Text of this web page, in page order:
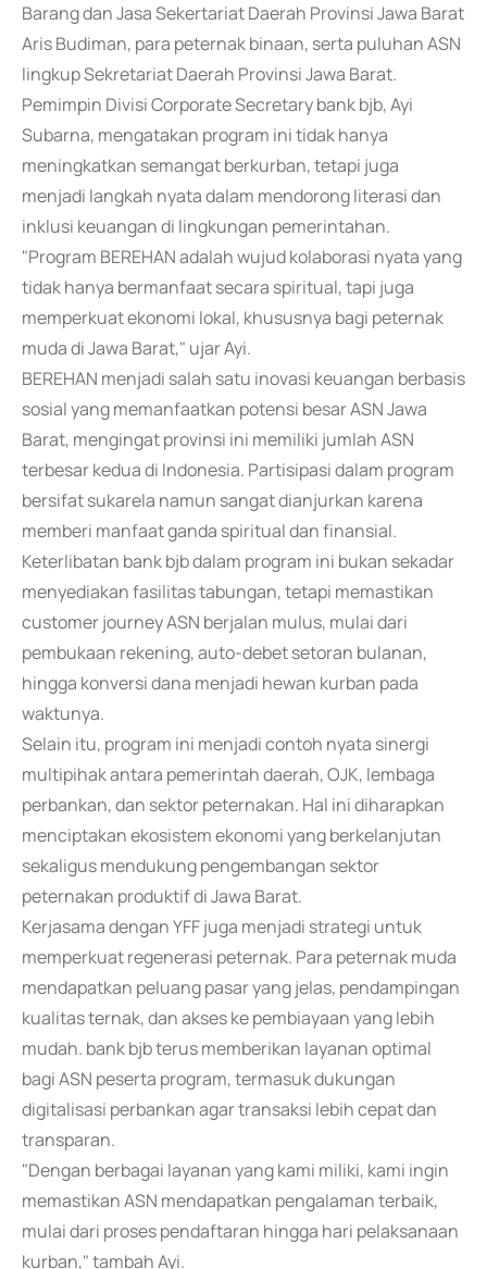
Barang dan Jasa Sekertariat Daerah Provinsi Jawa Barat
Aris Budiman, para peternak binaan, serta puluhan ASN
lingkup Sekretariat Daerah Provinsi Jawa Barat.
Pemimpin Divisi Corporate Secretary bank bjb, Ayi
Subarna, mengatakan program ini tidak hanya
meningkatkan semangat berkurban, tetapi juga
menjadi langkah nyata dalam mendorong literasi dan
inklusi keuangan di lingkungan pemerintahan.
"Program BEREHAN adalah wujud kolaborasi nyata yang
tidak hanya bermanfaat secara spiritual, tapi juga
memperkuat ekonomi lokal, khususnya bagi peternak
muda di Jawa Barat," ujar Ayi.
BEREHAN menjadi salah satu inovasi keuangan berbasis
sosial yang memanfaatkan potensi besar ASN Jawa
Barat, mengingat provinsi ini memiliki jumlah ASN
terbesar kedua di Indonesia. Partisipasi dalam program
bersifat sukarela namun sangat dianjurkan karena
memberi manfaat ganda spiritual dan finansial.
Keterlibatan bank bjb dalam program ini bukan sekadar
menyediakan fasilitas tabungan, tetapi memastikan
customer journey ASN berjalan mulus, mulai dari
pembukaan rekening, auto-debet setoran bulanan,
hingga konversi dana menjadi hewan kurban pada
waktunya.
Selain itu, program ini menjadi contoh nyata sinergi
multipihak antara pemerintah daerah, OJK, lembaga
perbankan, dan sektor peternakan. Hal ini diharapkan
menciptakan ekosistem ekonomi yang berkelanjutan
sekaligus mendukung pengembangan sektor
peternakan produktif di Jawa Barat.
Kerjasama dengan YFF juga menjadi strategi untuk
memperkuat regenerasi peternak. Para peternak muda
mendapatkan peluang pasar yang jelas, pendampingan
kualitas ternak, dan akses ke pembiayaan yang lebih
mudah. bank bjb terus memberikan layanan optimal
bagi ASN peserta program, termasuk dukungan
digitalisasi perbankan agar transaksi lebih cepat dan
transparan.
"Dengan berbagai layanan yang kami miliki, kami ingin
memastikan ASN mendapatkan pengalaman terbaik,
mulai dari proses pendaftaran hingga hari pelaksanaan
kurban," tambah Ayi.